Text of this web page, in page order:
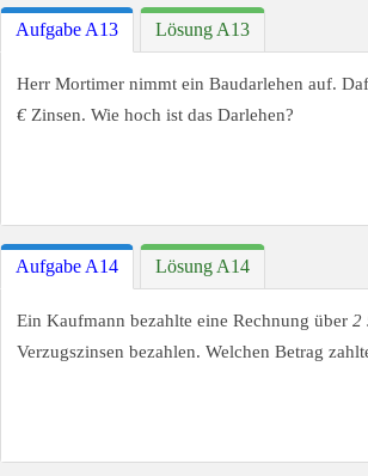
Aufgabe A13 Lösung A13
Herr Mortimer nimmt ein Baudarlehen auf.
€ Zinsen. Wie hoch ist das Darlehen?
Aufgabe A14 Lösung A14
Ein Kaufmann bezahlte eine Rechnung über 2
Verzugszinsen bezahlen. Welchen Betrag